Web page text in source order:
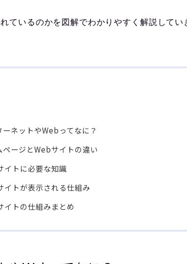
ているのかを図解でわかりやすく解説してい
ーネットやWebってなに？
ページとWebサイトの違い
イトに必要な知識
イトが表示される仕組み
イトの仕組みまとめ